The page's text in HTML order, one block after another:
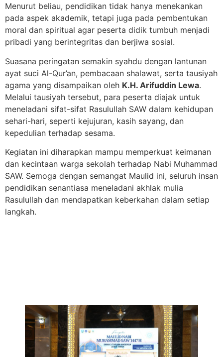
Menurut beliau, pendidikan tidak hanya menekankan
pada aspek akademik, tetapi juga pada pembentukan
moral dan spiritual agar peserta didik tumbuh menjadi
pribadi yang berintegritas dan berjiwa sosial.
Suasana peringatan semakin syahdu dengan lantunan
ayat suci Al-Qur’an, pembacaan shalawat, serta tausiyah
agama yang disampaikan oleh K.H. Arifuddin Lewa.
Melalui tausiyah tersebut, para peserta diajak untuk
meneladani sifat-sifat Rasulullah SAW dalam kehidupan
sehari-hari, seperti kejujuran, kasih sayang, dan
kepedulian terhadap sesama.
Kegiatan ini diharapkan mampu memperkuat keimanan
dan kecintaan warga sekolah terhadap Nabi Muhammad
SAW. Semoga dengan semangat Maulid ini, seluruh insan
pendidikan senantiasa meneladani akhlak mulia
Rasulullah dan mendapatkan keberkahan dalam setiap
langkah.